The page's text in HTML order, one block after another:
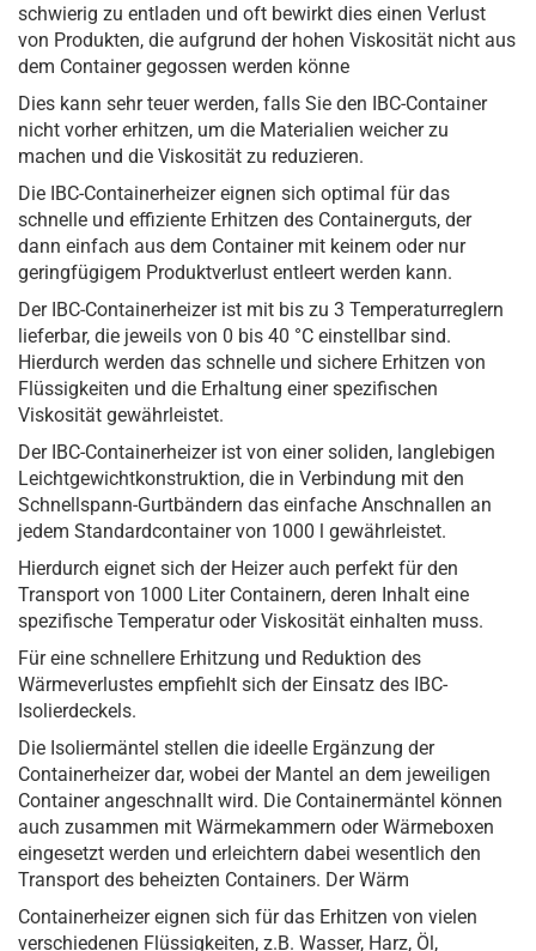
schwierig zu entladen und oft bewirkt dies einen Verlust
von Produkten, die aufgrund der hohen Viskosität nicht aus
dem Container gegossen werden könne
Dies kann sehr teuer werden, falls Sie den IBC-Container
nicht vorher erhitzen, um die Materialien weicher zu
machen und die Viskosität zu reduzieren.
Die IBC-Containerheizer eignen sich optimal für das
schnelle und effiziente Erhitzen des Containerguts, der
dann einfach aus dem Container mit keinem oder nur
geringfügigem Produktverlust entleert werden kann.
Der IBC-Containerheizer ist mit bis zu 3 Temperaturreglern
lieferbar, die jeweils von 0 bis 40 °C einstellbar sind.
Hierdurch werden das schnelle und sichere Erhitzen von
Flüssigkeiten und die Erhaltung einer spezifischen
Viskosität gewährleistet.
Der IBC-Containerheizer ist von einer soliden, langlebigen
Leichtgewichtkonstruktion, die in Verbindung mit den
Schnellspann-Gurtbändern das einfache Anschnallen an
jedem Standardcontainer von 1000 l gewährleistet.
Hierdurch eignet sich der Heizer auch perfekt für den
Transport von 1000 Liter Containern, deren Inhalt eine
spezifische Temperatur oder Viskosität einhalten muss.
Für eine schnellere Erhitzung und Reduktion des
Wärmeverlustes empfiehlt sich der Einsatz des IBC-
Isolierdeckels.
Die Isoliermäntel stellen die ideelle Ergänzung der
Containerheizer dar, wobei der Mantel an dem jeweiligen
Container angeschnallt wird. Die Containermäntel können
auch zusammen mit Wärmekammern oder Wärmeboxen
eingesetzt werden und erleichtern dabei wesentlich den
Transport des beheizten Containers. Der Wärm
Containerheizer eignen sich für das Erhitzen von vielen
verschiedenen Flüssigkeiten, z.B. Wasser, Harz, Öl,